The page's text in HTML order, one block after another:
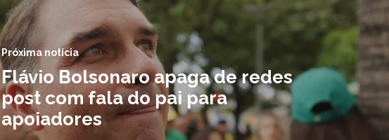
Próxima notícia
Flávio Bolsonaro apaga de redes
post com fala do pai para
apoiadores